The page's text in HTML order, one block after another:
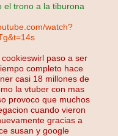
el trono a la tiburona
watch?
paso a ser
completo hace
casi 18 millones de
la vtuber con mas
provoco que muchos
cuando vieron
gracias a
susan y google